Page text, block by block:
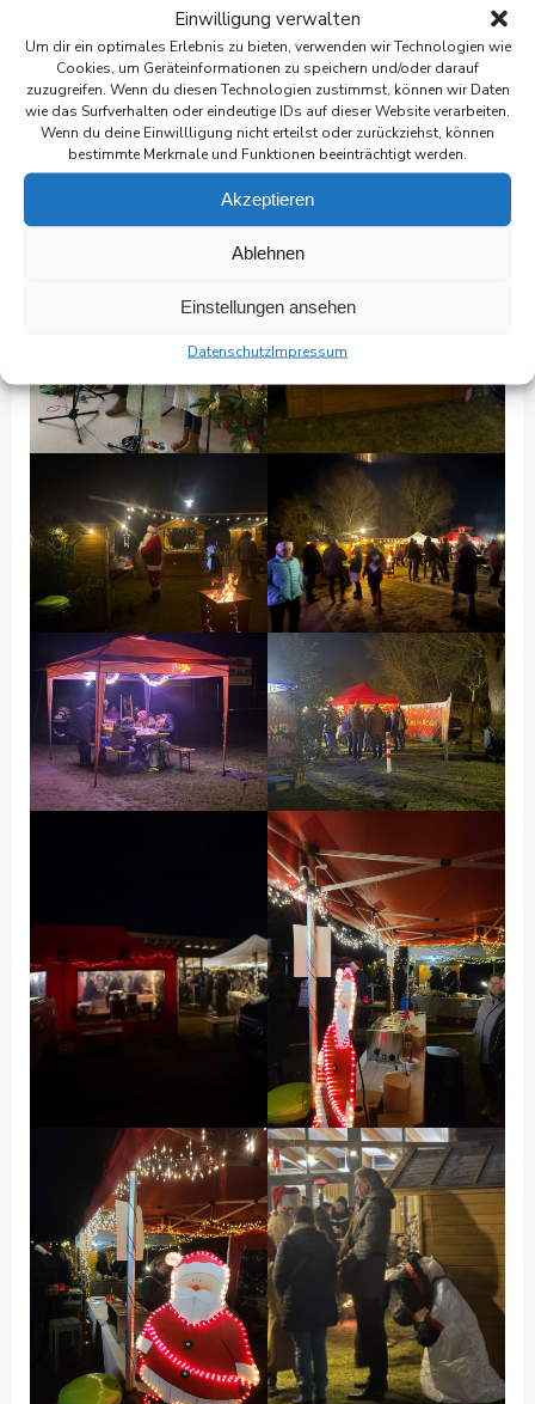
Einwilligung verwalten
Um dir ein optimales Erlebnis zu bieten, verwenden wir Technologien wie
Cookies, um Geräteinformationen zu speichern und/oder darauf
zuzugreifen. Wenn du diesen Technologien zustimmst, können wir Daten
wie das Surfverhalten oder eindeutige IDs auf dieser Website verarbeiten.
Wenn du deine Einwillligung nicht erteilst oder zurückziehst, können
bestimmte Merkmale und Funktionen beeinträchtigt werden.
Akzeptieren
Ablehnen
Einstellungen ansehen
DatenschutzImpressum